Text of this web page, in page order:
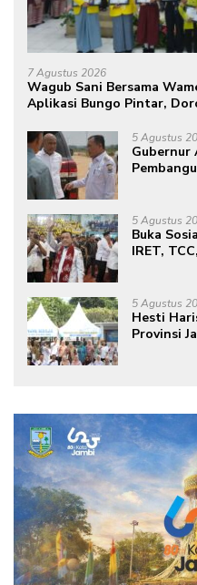
7 Agustus 2026
Wagub Sani Bersama
Aplikasi Bungo Pintar,
5 Agustus
Gubernur
5 Agustus
Buka
IRET,
masa
5 Agustus
Hesti
Provinsi